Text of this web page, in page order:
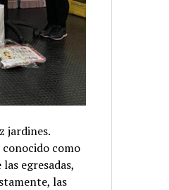
jardines.
como
egresadas,
las